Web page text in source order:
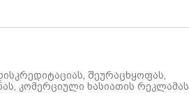
შეურაცხყოფას,
კომერციული ხასიათის რეკლამას,